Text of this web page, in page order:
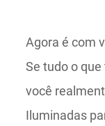
Agora é com
Se tudo o
você
Iluminadas